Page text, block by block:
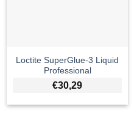
Loctite SuperGlue-3 Liquid
Professional
€30,29